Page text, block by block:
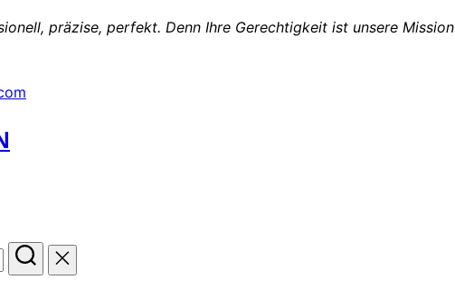
präzise, perfekt. Denn Ihre Gerechtigkeit ist unsere Mission